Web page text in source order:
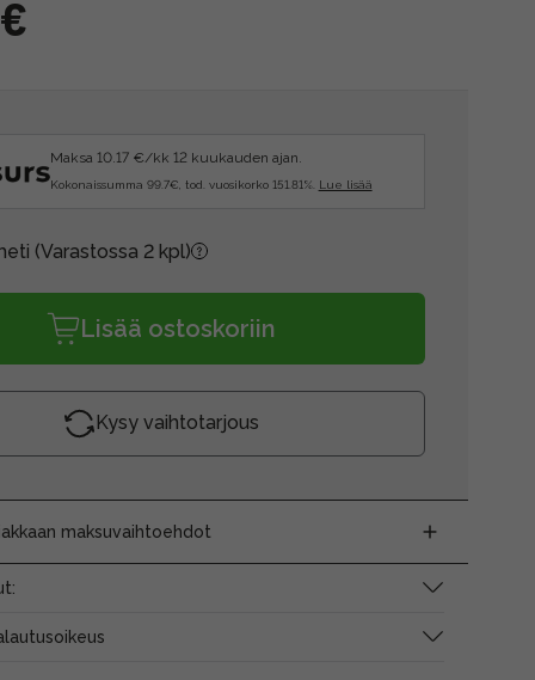
Maksa 10.17 €/kk 12 kuukauden ajan.
Kokonaissumma 99.7€, tod. vuosikorko 151.81%. Lue lisää
(Varastossa 2 kpl)
Lisää ostoskoriin
Kysy vaihtotarjous
maksuvaihtoehdot